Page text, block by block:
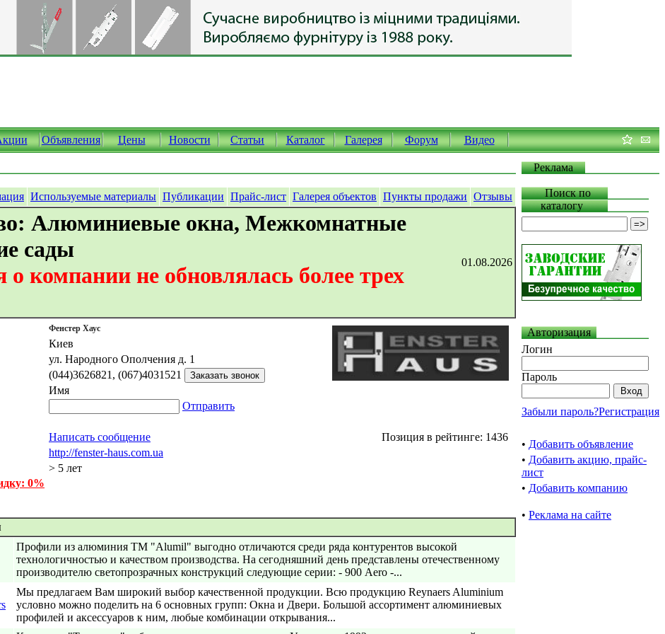
Объявления Цены Новости Статьи Каталог Галерея Форум Видео
Реклама
Используемые материалы Публикации Прайс-лист Галерея объектов Пункты продажи Отзывы
Алюминиевые окна, Межкомнатные
сады
компании не обновлялась более трех
01.08.2026
0%
Фенстер Хаус
Киев
ул. Народного Ополчения д. 1
(044)3626821, (067)4031521
Имя
Отправить
Написать сообщение
http://fenster-haus.com.ua
> 5 лет
Позиция в рейтинге: 1436
Профили из алюминия ТМ "Alumil" выгодно отличаются среди ряда контурентов высокой
технологичностью и качеством производства. На сегодняшний день представлены отечественному
производителю светопрозрачных конструкций следующие серии: - 900 Aero -...
Мы предлагаем Вам широкий выбор качественной продукции. Всю продукцию Reynaers Aluminium
условно можно поделить на 6 основных групп: Окна и Двери. Большой ассортимент алюминиевых
профилей и аксессуаров к ним, любые комбинации открывания...
Поиск по
каталогу
Авторизация
Логин
Пароль
Забыли пароль?Регистрация
• Добавить объявление
• Добавить акцию, прайс-
лист
• Добавить компанию
• Реклама на сайте